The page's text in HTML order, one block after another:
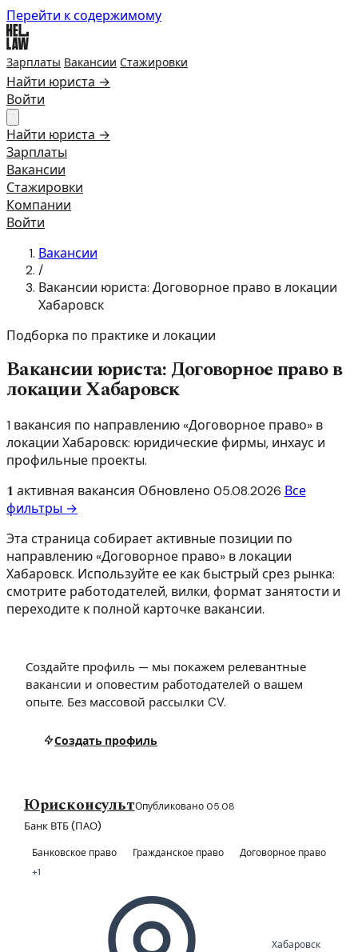
Перейти к содержимому
Зарплаты Вакансии Стажировки
Найти юриста →
Войти
Найти юриста →
Зарплаты
Вакансии
Стажировки
Компании
Войти
Вакансии
/
Вакансии юриста: Договорное право в локации
Хабаровск
Подборка по практике и локации
Вакансии юриста: Договорное право в
локации Хабаровск
1 вакансия по направлению «Договорное право» в
локации Хабаровск: юридические фирмы, инхаус и
профильные проекты.
1 активная вакансия Обновлено 05.08.2026 Все
фильтры →
Эта страница собирает активные позиции по
направлению «Договорное право» в локации
Хабаровск. Используйте ее как быстрый срез рынка:
смотрите работодателей, вилки, формат занятости и
переходите к полной карточке вакансии.
Создайте профиль — мы покажем релевантные
вакансии и оповестим работодателей о вашем
опыте. Без массовой рассылки CV.
Создать профиль
ЮрисконсультОпубликовано 05.08
Банк ВТБ (ПАО)
Банковское право Гражданское право
Договорное право
+1
Хабаровск